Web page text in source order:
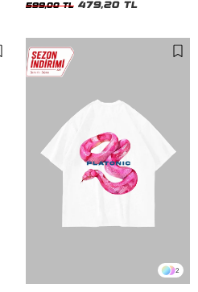
599,00 TL 479,20 TL
2